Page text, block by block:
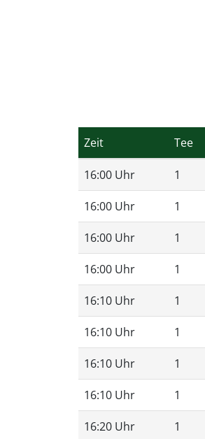
Zeit Tee
16:00 Uhr 1
16:00 Uhr 1
16:00 Uhr 1
16:00 Uhr 1
16:10 Uhr 1
16:10 Uhr 1
16:10 Uhr 1
16:10 Uhr 1
16:20 Uhr 1